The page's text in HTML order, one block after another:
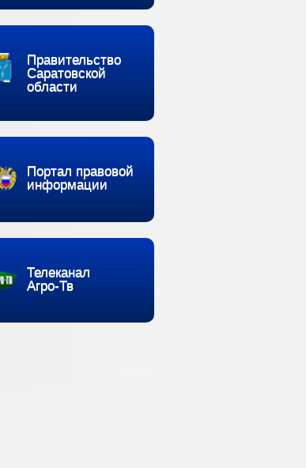
Правительство
Саратовской
области
Портал правовой
информации
Телеканал
Агро-Тв